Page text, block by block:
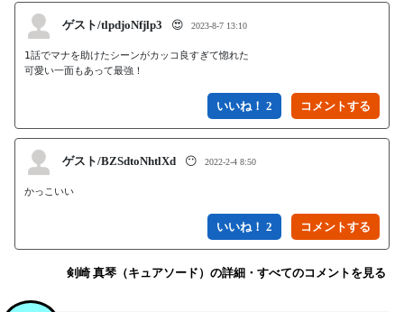
ゲスト/tlpdjoNfjlp3 😍 2023-8-7 13:10
1話でマナを助けたシーンがカッコ良すぎて惚れた
可愛い一面もあって最強！
いいね！ 2
ゲスト/BZSdtoNhtlXd 😶 2022-2-4 8:50
かっこいい
いいね！ 2
剣崎 真琴（キュアソード）の詳細・すべてのコメントを見る